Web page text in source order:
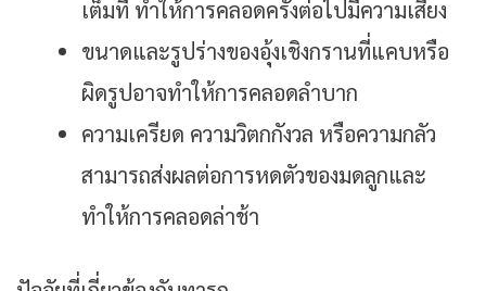
เต็มที่ ทำให้การคลอดครั้งต่อไปมีความเสี่ยง
ขนาดและรูปร่างของอุ้งเชิงกรานที่แคบหรือ
ผิดรูปอาจทำให้การคลอดลำบาก
ความเครียด ความวิตกกังวล หรือความกลัว
สามารถส่งผลต่อการหดตัวของมดลูกและ
ทำให้การคลอดล่าช้า